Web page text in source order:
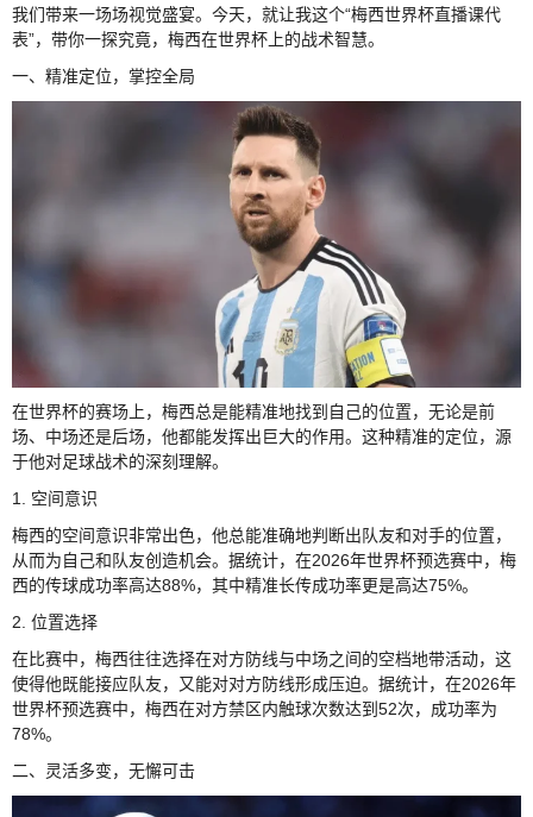
我们带来一场场视觉盛宴。今天，就让我这个“梅西世界杯直播课代
表”，带你一探究竟，梅西在世界杯上的战术智慧。
一、精准定位，掌控全局
在世界杯的赛场上，梅西总是能精准地找到自己的位置，无论是前
场、中场还是后场，他都能发挥出巨大的作用。这种精准的定位，源
于他对足球战术的深刻理解。
1. 空间意识
梅西的空间意识非常出色，他总能准确地判断出队友和对手的位置，
从而为自己和队友创造机会。据统计，在2026年世界杯预选赛中，梅
西的传球成功率高达88%，其中精准长传成功率更是高达75%。
2. 位置选择
在比赛中，梅西往往选择在对方防线与中场之间的空档地带活动，这
使得他既能接应队友，又能对对方防线形成压迫。据统计，在2026年
世界杯预选赛中，梅西在对方禁区内触球次数达到52次，成功率为
78%。
二、灵活多变，无懈可击